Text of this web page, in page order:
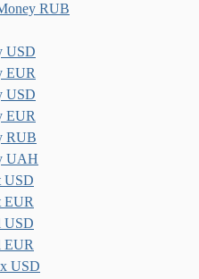
RUB
USD
EUR
USD
EUR
RUB
UAH
USD
EUR
USD
EUR
USD